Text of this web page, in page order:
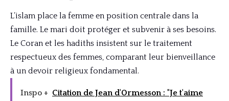
L’islam place la femme en position centrale dans la
famille. Le mari doit protéger et subvenir à ses besoins.
Le Coran et les hadiths insistent sur le traitement
respectueux des femmes, comparant leur bienveillance
à un devoir religieux fondamental.
Inspo + Citation de Jean d'Ormesson : "Je t'aime